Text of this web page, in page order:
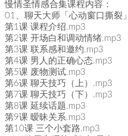
慢情圣情感合集课程内容：
01、聊天大师「心动窗口撕裂」
第1课 课程介绍.mp3
第2课 开场白和调动情绪.mp3
第3课 联系感和邀约.mp3
第4课 男人的正确心态.mp3
第5课 废物测试.mp3
第6课 聊天技巧（上）.mp3
第7课 聊天技巧（下）.mp3
第8课 延续话题.mp3
第9课 暧昧关系.mp3
第10课 三个小套路.mp3